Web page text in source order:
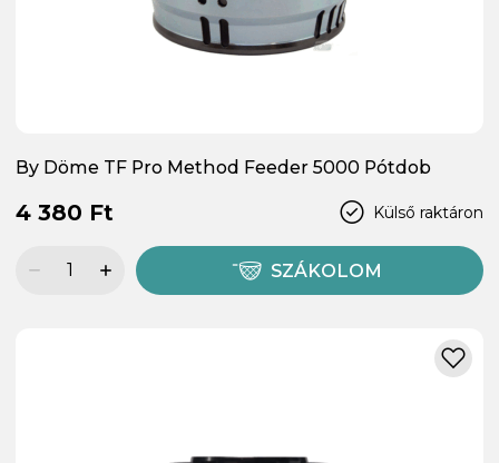
By Döme TF Pro Method Feeder 5000 Pótdob
Külső raktáron
4 380 Ft
SZÁKOLOM